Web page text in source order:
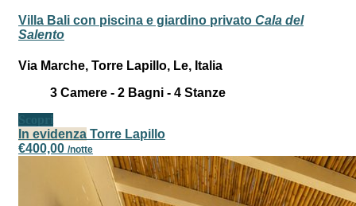
Villa Bali con piscina e giardino privato Cala del
Salento
Via Marche, Torre Lapillo, Le, Italia
3 Camere - 2 Bagni - 4 Stanze
In evidenza Torre Lapillo
€400,00 /notte